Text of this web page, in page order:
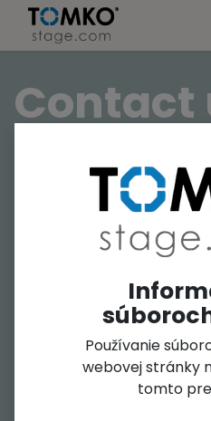
Contact
If you have any
send us a
Phone Number
Používanie
webovej stránky
tomto